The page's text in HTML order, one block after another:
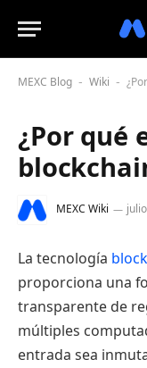
MEXC Blog - Wiki -
¿Por qué
MEXC Wiki
La tecnología
proporciona una
transparente de
múltiples
entrada sea